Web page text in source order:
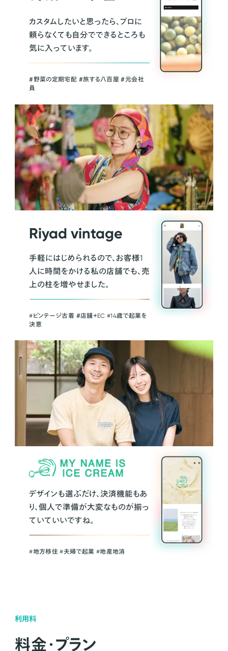
カスタムしたいと思ったら、プロに
頼らなくても自分でできるところも
気に入っています。
＃野菜の定期宅配 ＃旅する八百屋 ＃元会社
員
Riyad vintage
手軽にはじめられるので、お客様1
人に時間をかける私の店舗でも、売
上の柱を増やせました。
#ビンテージ古着 ＃店舗＋EC #14歳で起業を
決意
デザインも選ぶだけ、決済機能もあ
り、個人で準備が大変なものが揃っ
ていていいですね。
#地方移住 #夫婦で起業 #地産地消
利用料
料金・プラン